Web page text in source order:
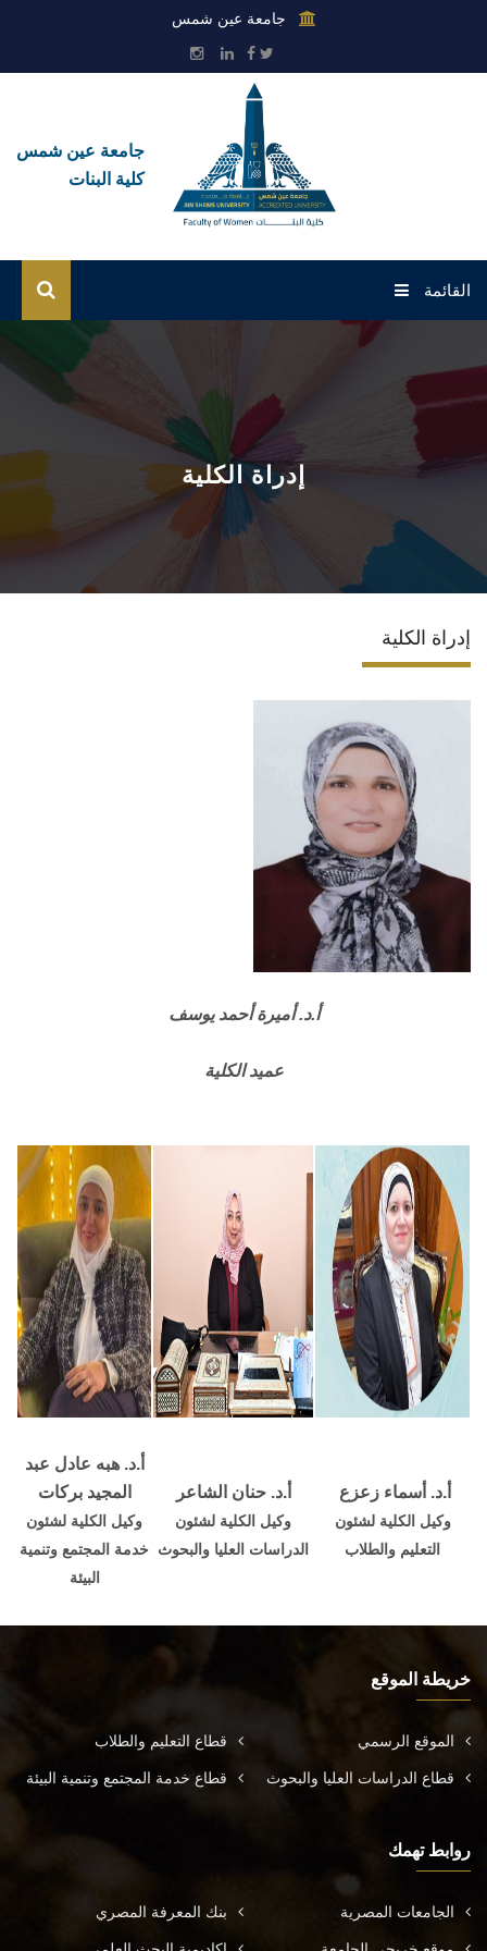
جامعة عين شمس
جامعة عين شمس
كلية البنات
القائمة
عن الكلية
القطاعات
الاقسام
البرامج الدراسية
إدراة الكلية
إدراة الكلية
أ.د. أميرة أحمد يوسف
عميد الكلية
أ.د. هبه عادل عبد
المجيد بركات
وكيل الكلية لشئون
خدمة المجتمع وتنمية
البيئة
أ.د. حنان الشاعر
وكيل الكلية لشئون
الدراسات العليا والبحوث
أ.د. أسماء زعزع
وكيل الكلية لشئون
التعليم والطلاب
خريطة الموقع
الموقع الرسمي قطاع التعليم والطلاب
قطاع الدراسات العليا والبحوث قطاع خدمة المجتمع وتنمية البيئة
روابط تهمك
الجامعات المصرية بنك المعرفة المصري